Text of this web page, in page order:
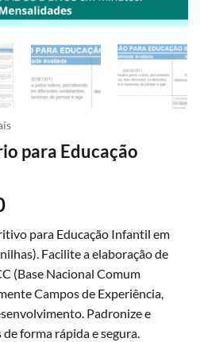
para Educação
O
atual
é:
R$ 29,90.
para Educação Infantil em
Facilite a elaboração de
(Base Nacional Comum
Campos de Experiência,
Padronize e
forma rápida e segura.